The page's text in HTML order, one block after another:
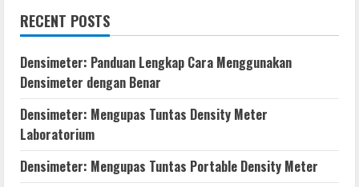
RECENT POSTS
Densimeter: Panduan Lengkap Cara Menggunakan
Densimeter dengan Benar
Densimeter: Mengupas Tuntas Density Meter
Laboratorium
Densimeter: Mengupas Tuntas Portable Density Meter